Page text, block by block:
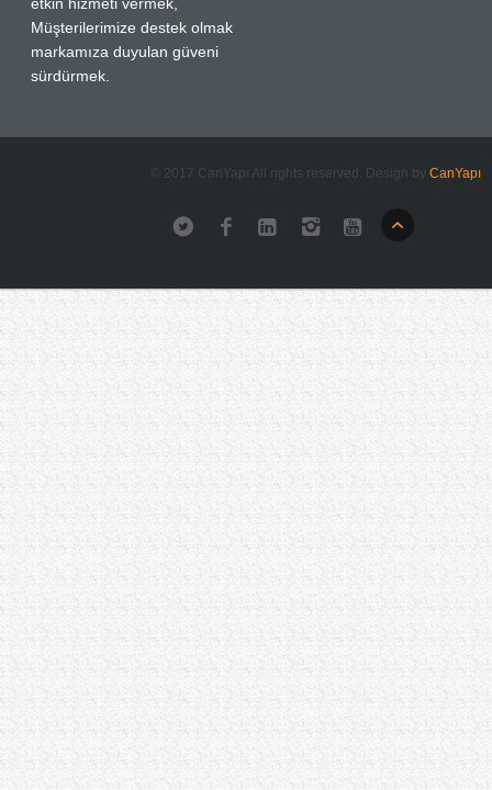
etkin hizmeti vermek,
Müşterilerimize destek olmak
markamıza duyulan güveni
sürdürmek.
© 2017 CanYapı All rights reserved. Design by CanYapı